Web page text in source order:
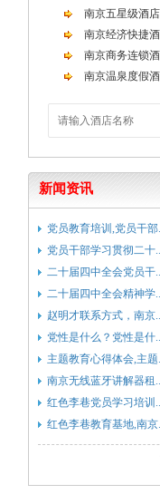
南京五星级酒店
南京经济快捷
南京商务连锁
南京温泉度假
新闻资讯
党员教育培训,党员干部
党员干部学习贯彻二十
二十届四中全会党员干
二十届四中全会精神学
赵明才联系方式，南京
党性是什么？党性是什
主题教育心得体会,主题
南京无线蓝牙讲解器租
红色李巷党员学习培训
红色李巷教育基地,南京